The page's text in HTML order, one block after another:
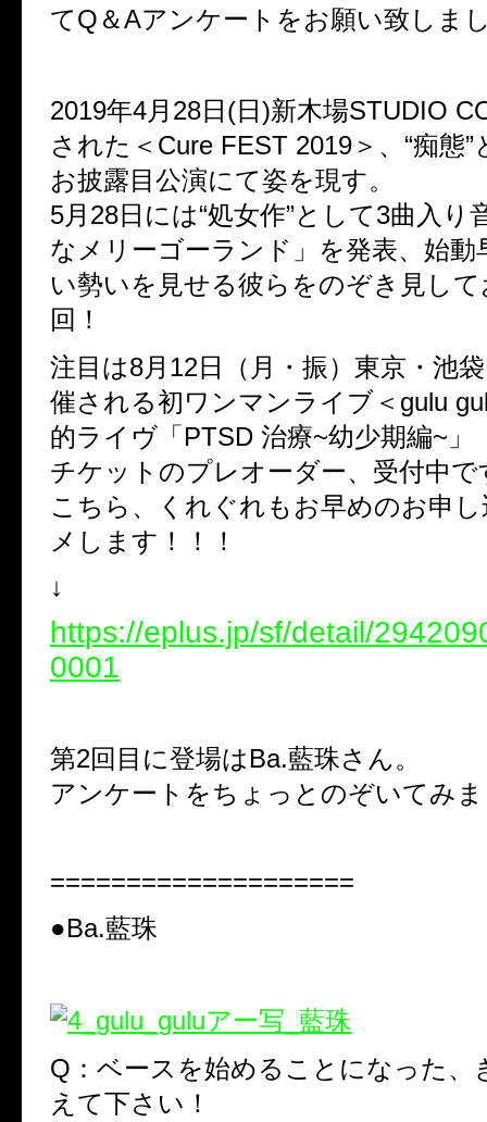
てQ＆Aアンケートをお願い致しま
2019年4月28日(日)新木場STUDIO
された＜Cure FEST 2019＞、“痴態
お披露目公演にて姿を現す。
5月28日には“処女作”として3曲入り
なメリーゴーランド」を発表、始動
い勢いを見せる彼らをのぞき見し
回！
注目は8月12日（月・振）東京・池
催される初ワンマンライブ＜gulu
的ライヴ「PTSD 治療~幼少期編~」
チケットのプレオーダー、受付中で
こちら、くれぐれもお早めのお申
メします！！！
↓
https://eplus.jp/sf/detail/
0001
第2回目に登場はBa.藍珠さん。
アンケートをちょっとのぞいてみ
====================
●Ba.藍珠
Q：ベースを始めることになった、
えて下さい！